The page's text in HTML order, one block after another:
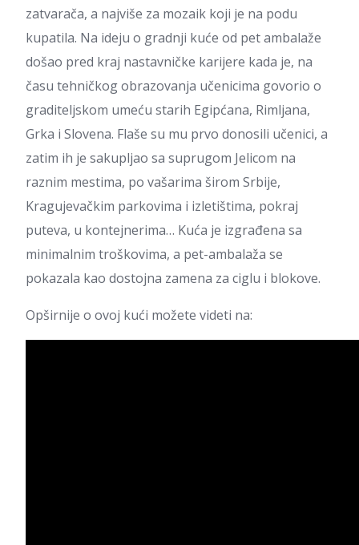
zatvarača, a najviše za mozaik koji je na podu
kupatila. Na ideju o gradnji kuće od pet ambalaže
došao pred kraj nastavničke karijere kada je, na
času tehničkog obrazovanja učenicima govorio o
graditeljskom umeću starih Egipćana, Rimljana,
Grka i Slovena. Flaše su mu prvo donosili učenici, a
zatim ih je sakupljao sa suprugom Jelicom na
raznim mestima, po vašarima širom Srbije,
Kragujevačkim parkovima i izletištima, pokraj
puteva, u kontejnerima… Kuća je izgrađena sa
minimalnim troškovima, a pet-ambalaža se
pokazala kao dostojna zamena za ciglu i blokove.
Opširnije o ovoj kući možete videti na: